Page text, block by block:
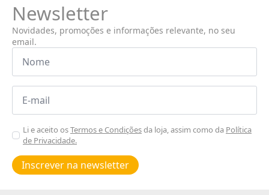
Newsletter
Novidades, promoções e informações relevante, no seu
email.
Nome
Email
Aceitar
Poiticas
de
privacidade
Li e aceito osTermos e Condiçõesda loja, assim como da Política
de Privacidade.
Inscrever na newsletter